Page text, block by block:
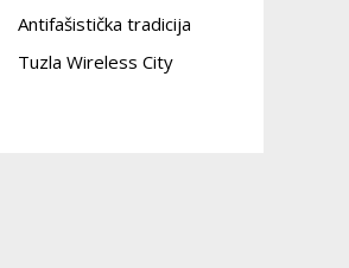
Antifašistička tradicija
Tuzla Wireless City